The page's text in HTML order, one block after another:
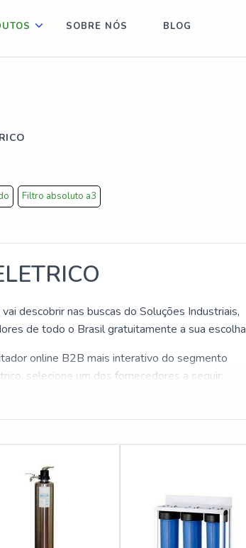
SOBRE NÓS BLOG
Filtro absoluto a3
descobrir nas buscas do Soluções Industriais,
de todo o Brasil gratuitamente a sua escolha
online B2B mais interativo do segmento
selecione um dos fornecedores a seguir: